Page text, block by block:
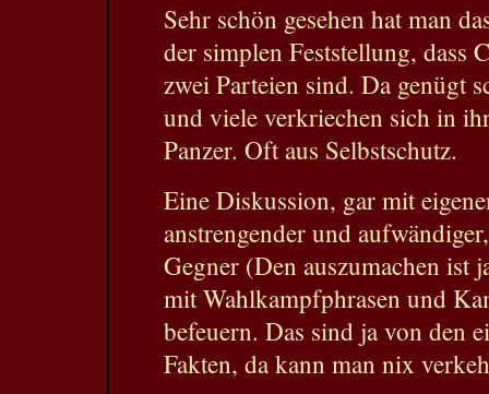
Sehr schön gesehen hat man
der simplen Feststellung, dass
zwei Parteien sind. Da genügt
und viele verkriechen sich in
Panzer. Oft aus Selbstschutz.
Eine Diskussion, gar mit
anstrengender und
Gegner (Den auszumachen ist
mit Wahlkampfphrasen und
befeuern. Das sind ja von den
Fakten, da kann man nix